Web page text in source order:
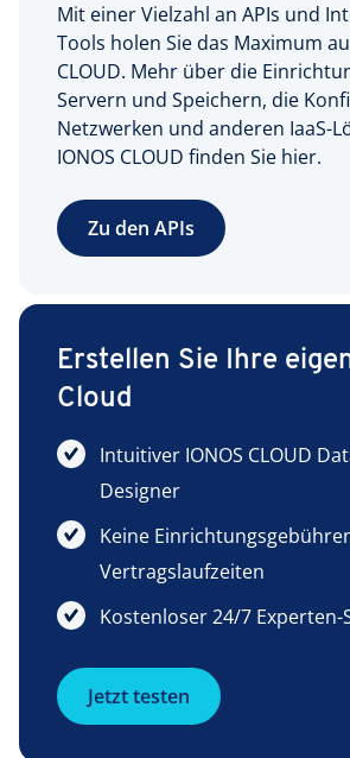
Mit einer Vielzahl an APIs und
Tools holen Sie das Maximum
CLOUD. Mehr über die
Servern und Speichern, die
Netzwerken und anderen IaaS-
IONOS CLOUD finden Sie hier.
Zu den APIs
Erstellen Sie Ihre
Cloud
Intuitiver IONOS CLOUD
Designer
Keine
Vertragslaufzeiten
Kostenloser 24/7
Jetzt testen